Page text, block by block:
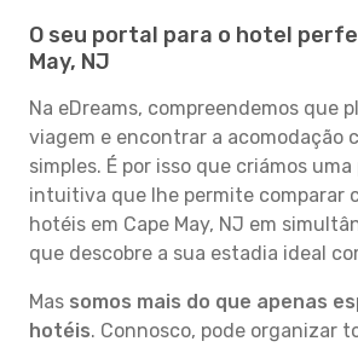
O seu portal para o hotel
May, NJ
Na eDreams, compreendemos que
viagem e encontrar a acomodação
simples. É por isso que criámos
intuitiva que lhe permite comparar
hotéis em Cape May, NJ em
que descobre a sua estadia ideal
Mas somos mais do que apenas
hotéis. Connosco, pode organizar